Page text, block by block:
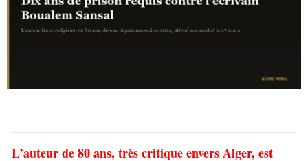
L’auteur de 80 ans, très critique envers Alger, est